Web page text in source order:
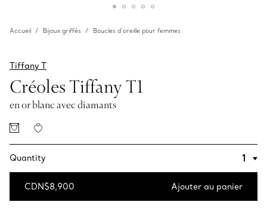
Accueil Bijoux griffés Boucles d’oreille pour femmes
Tiffany T
Créoles Tiffany T1
en or blanc avec diamants
Quantity
CDN$8,900 Ajouter au panier